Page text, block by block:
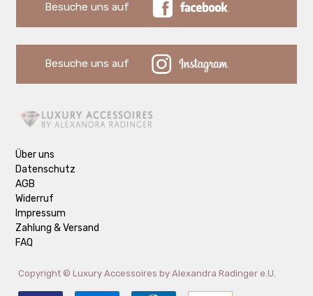
Besuche uns auf
Besuche uns auf
Über uns
Datenschutz
AGB
Widerruf
Impressum
Zahlung & Versand
FAQ
Copyright © Luxury Accessoires by Alexandra Radinger e.U.